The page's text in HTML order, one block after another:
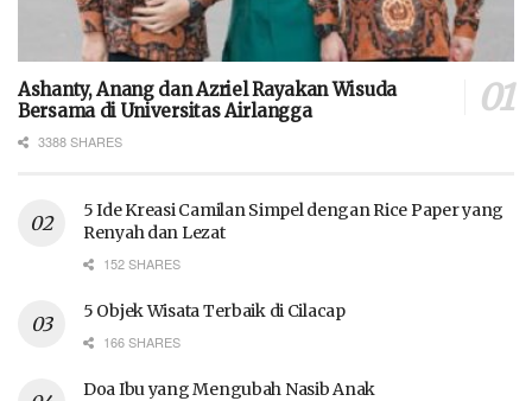
Ashanty, Anang dan Azriel Rayakan Wisuda
Bersama di Universitas Airlangga
3388 SHARES
5 Ide Kreasi Camilan Simpel dengan Rice Paper yang
Renyah dan Lezat
152 SHARES
5 Objek Wisata Terbaik di Cilacap
166 SHARES
Doa Ibu yang Mengubah Nasib Anak